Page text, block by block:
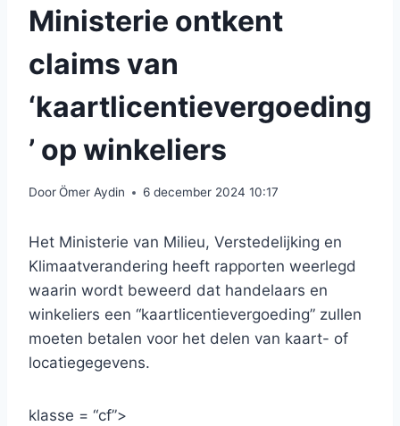
Ministerie ontkent
claims van
‘kaartlicentievergoeding
’ op winkeliers
DoorÖmer Aydin 6 december 2024 10:17
Het Ministerie van Milieu, Verstedelijking en
Klimaatverandering heeft rapporten weerlegd
waarin wordt beweerd dat handelaars en
winkeliers een “kaartlicentievergoeding” zullen
moeten betalen voor het delen van kaart- of
locatiegegevens.
klasse = “cf”>